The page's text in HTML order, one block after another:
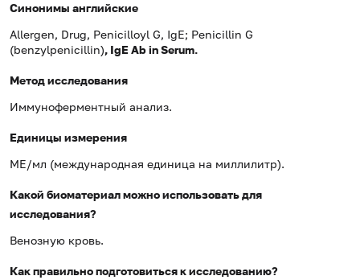
Синонимы английские
Allergen, Drug, Penicilloyl G, IgE; Penicillin G
(benzylpenicillin), IgE Ab in Serum.
Метод исследования
Иммуноферментный анализ.
Единицы измерения
МЕ/мл (международная единица на миллилитр).
Какой биоматериал можно использовать для
исследования?
Венозную кровь.
Как правильно подготовиться к исследованию?